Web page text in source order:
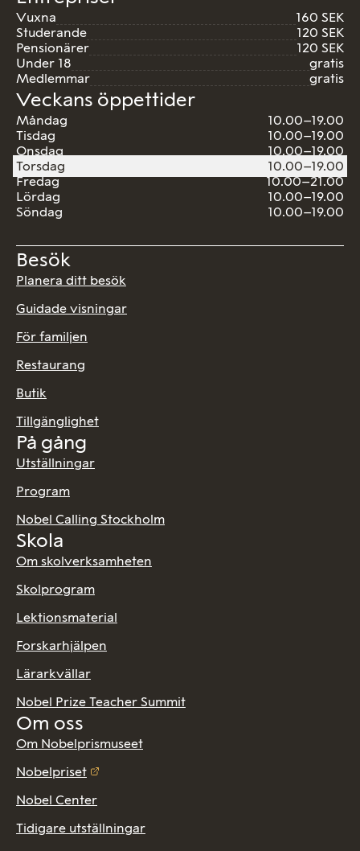
Vuxna
160 SEK
Studerande
120 SEK
Pensionärer
120 SEK
Under 18
gratis
Medlemmar
gratis
Veckans öppettider
Måndag
10.00–19.00
Tisdag
10.00–19.00
Onsdag
10.00–19.00
Torsdag
10.00–19.00
Fredag
10.00–21.00
Lördag
10.00–19.00
Söndag
10.00–19.00
Besök
Planera ditt besök
Guidade visningar
För familjen
Restaurang
Butik
Tillgänglighet
På gång
Utställningar
Program
Nobel Calling Stockholm
Skola
Om skolverksamheten
Skolprogram
Lektionsmaterial
Forskarhjälpen
Lärarkvällar
Nobel Prize Teacher Summit
Om oss
Om Nobelprismuseet
Nobelpriset
Nobel Center
Tidigare utställningar